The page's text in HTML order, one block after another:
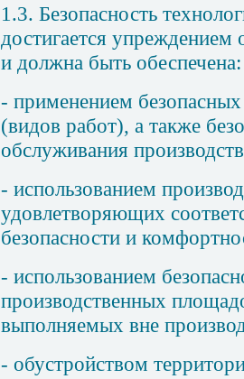
1.3. Безопасность
достигается упреждением
и должна быть обеспечена:
- применением
(видов работ), а также
обслуживания
- использованием
удовлетворяющих
безопасности и
- использованием
производственных
выполняемых вне
- обустройством